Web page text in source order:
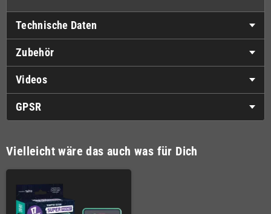
Technische Daten
Zubehör
Videos
GPSR
Vielleicht wäre das auch was für Dich